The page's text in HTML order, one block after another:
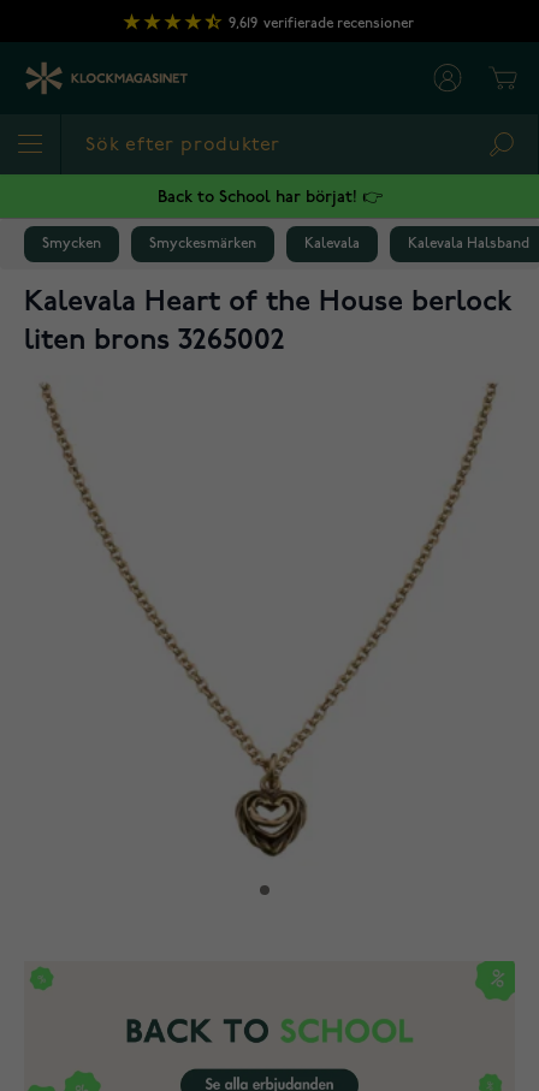
Hoppa till innehållet
9,619 verifierade recensioner
Back to School har börjat! 👉
Smycken Smyckesmärken Kalevala Kalevala Halsband
Kalevala Heart of the House berlock
liten brons 3265002